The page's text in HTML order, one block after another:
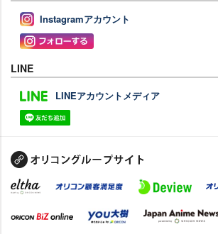
Instagramアカウント
LINE
LINEアカウントメディア